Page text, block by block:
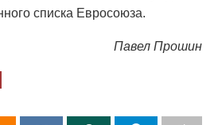
списка Евросоюза.
Павел Прошин